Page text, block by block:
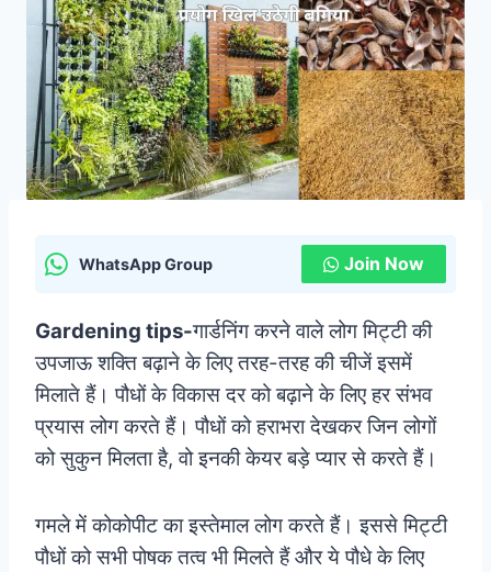
WhatsApp Group Join Now
Gardening tips-गार्डनिंग करने वाले लोग मिट्टी की
उपजाऊ शक्ति बढ़ाने के लिए तरह-तरह की चीजें इसमें
मिलाते हैं। पौधों के विकास दर को बढ़ाने के लिए हर संभव
प्रयास लोग करते हैं। पौधों को हराभरा देखकर जिन लोगों
को सुकुन मिलता है, वो इनकी केयर बड़े प्यार से करते हैं।
गमले में कोकोपीट का इस्तेमाल लोग करते हैं। इससे मिट्टी
पौधों को सभी पोषक तत्व भी मिलते हैं और ये पौधे के लिए